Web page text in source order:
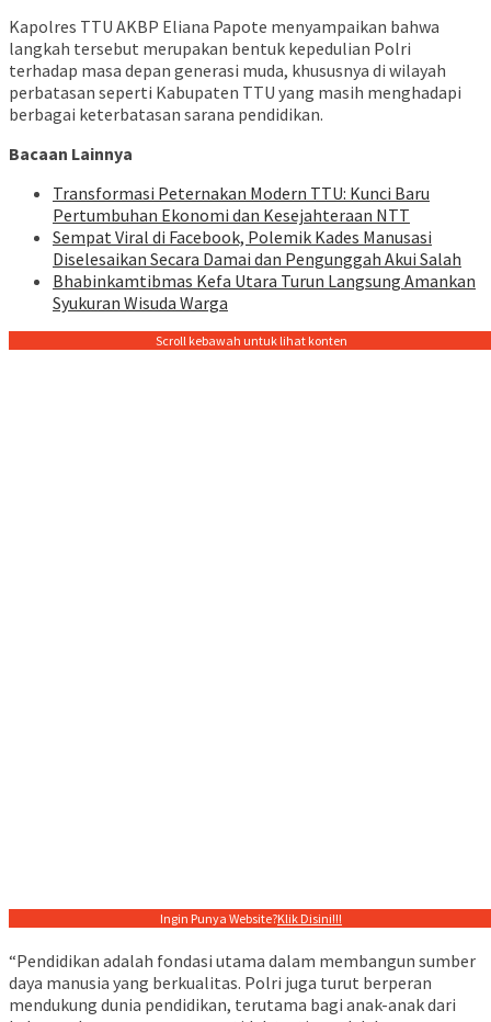
Kapolres TTU AKBP Eliana Papote menyampaikan bahwa
langkah tersebut merupakan bentuk kepedulian Polri
terhadap masa depan generasi muda, khususnya di wilayah
perbatasan seperti Kabupaten TTU yang masih menghadapi
berbagai keterbatasan sarana pendidikan.
Bacaan Lainnya
Transformasi Peternakan Modern TTU: Kunci Baru
Pertumbuhan Ekonomi dan Kesejahteraan NTT
Sempat Viral di Facebook, Polemik Kades Manusasi
Diselesaikan Secara Damai dan Pengunggah Akui Salah
Bhabinkamtibmas Kefa Utara Turun Langsung Amankan
Syukuran Wisuda Warga
Scroll kebawah untuk lihat konten
Ingin Punya Website?Klik Disini!!!
“Pendidikan adalah fondasi utama dalam membangun sumber
daya manusia yang berkualitas. Polri juga turut berperan
mendukung dunia pendidikan, terutama bagi anak-anak dari